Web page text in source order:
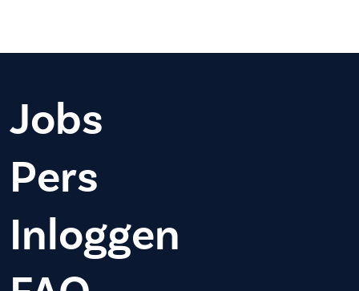
Jobs
Pers
Inloggen